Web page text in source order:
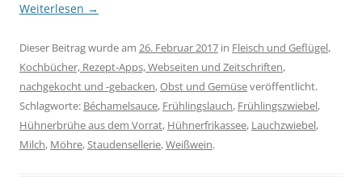
Weiterlesen →
Dieser Beitrag wurde am 26. Februar 2017 in Fleisch und Geflügel,
Kochbücher, Rezept-Apps, Webseiten und Zeitschriften,
nachgekocht und -gebacken,Obst und Gemüseveröffentlicht.
Schlagworte: Béchamelsauce, Frühlingslauch, Frühlingszwiebel,
Hühnerbrühe aus dem Vorrat, Hühnerfrikassee, Lauchzwiebel,
Milch, Möhre,Staudensellerie,Weißwein.